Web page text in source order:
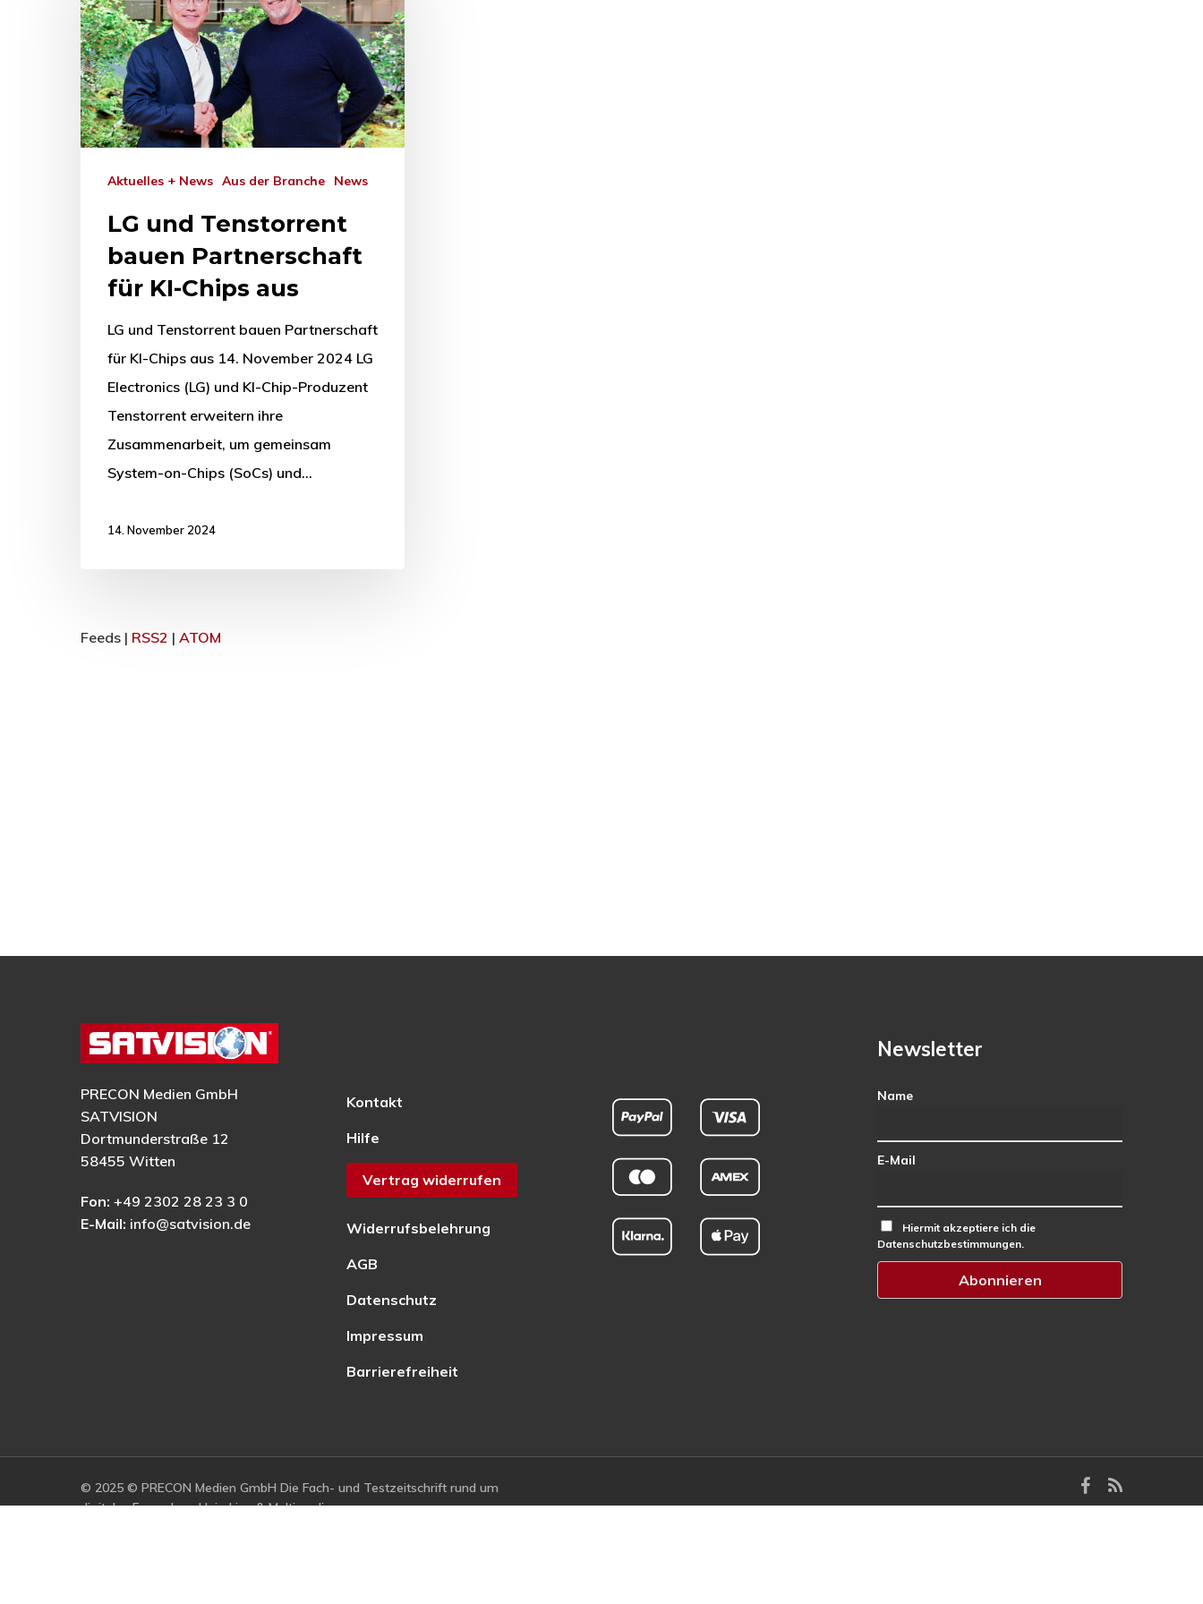
Aktuelles + News Aus der Branche News
LG und Tenstorrent
bauen Partnerschaft
für KI-Chips aus
LG und Tenstorrent bauen Partnerschaft
für KI-Chips aus 14. November 2024 LG
Electronics (LG) und KI-Chip-Produzent
Tenstorrent erweitern ihre
Zusammenarbeit, um gemeinsam
System-on-Chips (SoCs) und…
14. November 2024
Feeds | RSS2 | ATOM
PRECON Medien GmbH
SATVISION
Dortmunderstraße 12
58455 Witten
Fon: +49 2302 28 23 3 0
E-Mail: info@satvision.de
Kontakt
Hilfe
Vertrag widerrufen
Widerrufsbelehrung
AGB
Datenschutz
Impressum
Barrierefreiheit
Newsletter
Name
E-Mail
Hiermit akzeptiere ich die
Datenschutzbestimmungen.
© 2025 © PRECON Medien GmbH Die Fach- und Testzeitschrift rund um
digitales Fernsehen, Heimkino & Multimedia.
facebook
RSS